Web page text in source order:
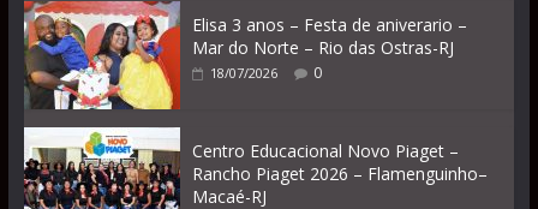
Elisa 3 anos – Festa de aniverario –
Mar do Norte – Rio das Ostras-RJ
18/07/2026 0
Centro Educacional Novo Piaget –
Rancho Piaget 2026 – Flamenguinho–
Macaé-RJ